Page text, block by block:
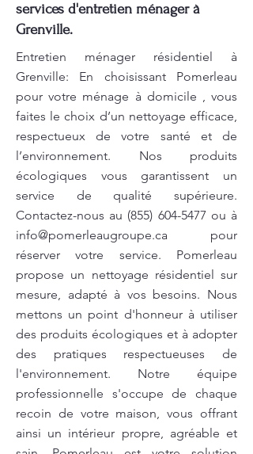
services d'entretien ménager à
Grenville.
Entretien ménager résidentiel à
Grenville: En choisissant Pomerleau
pour votre ménage à domicile , vous
faites le choix d’un nettoyage efficace,
respectueux de votre santé et de
l’environnement. Nos produits
écologiques vous garantissent un
service de qualité supérieure.
Contactez-nous au (855) 604-5477 ou à
info@pomerleaugroupe.ca pour
réserver votre service. Pomerleau
propose un nettoyage résidentiel sur
mesure, adapté à vos besoins. Nous
mettons un point d'honneur à utiliser
des produits écologiques et à adopter
des pratiques respectueuses de
l'environnement. Notre équipe
professionnelle s'occupe de chaque
recoin de votre maison, vous offrant
ainsi un intérieur propre, agréable et